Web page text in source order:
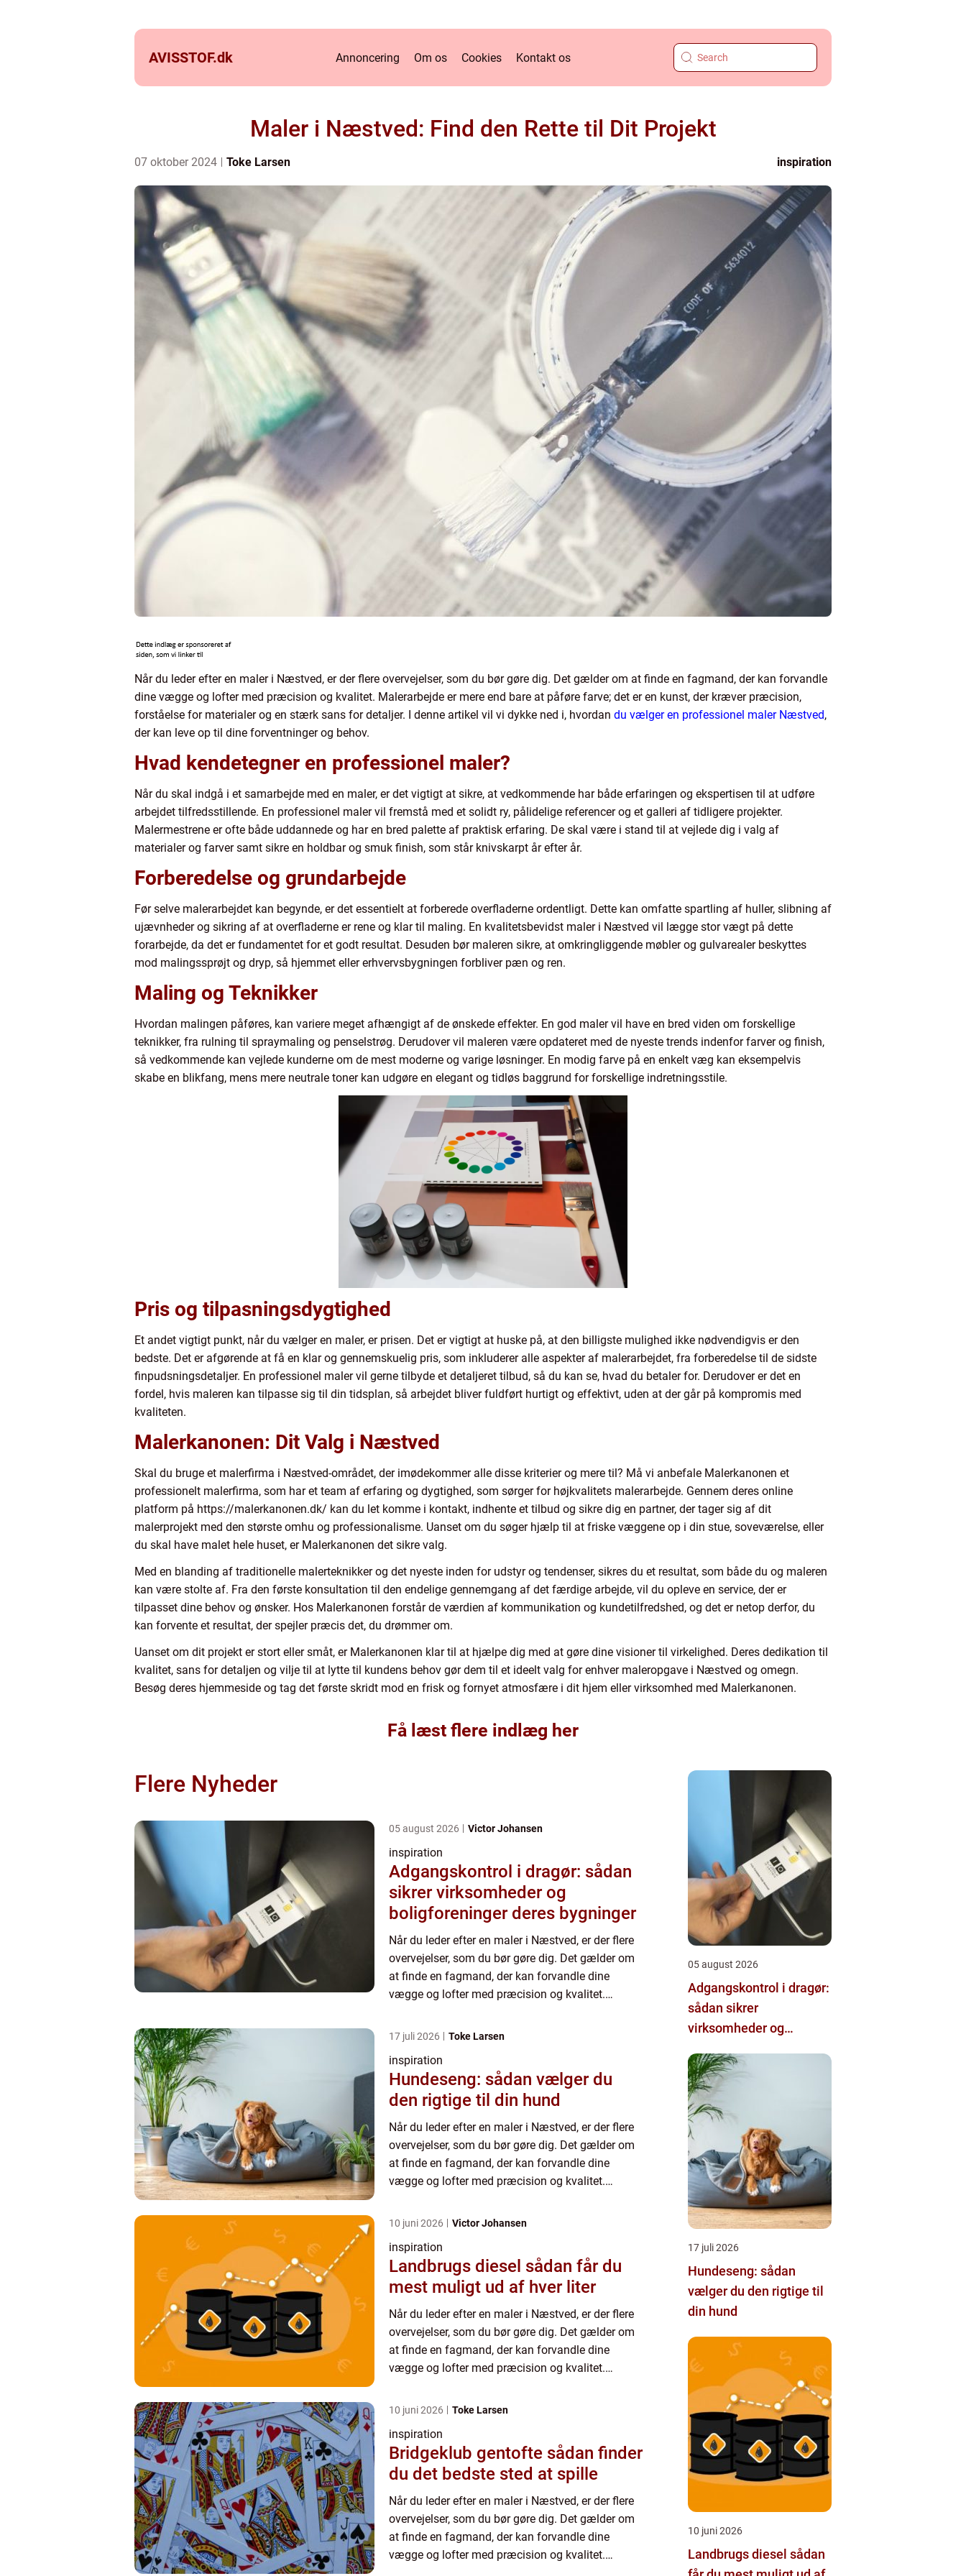
AVISSTOF.dk Annoncering Om os Cookies Kontakt os
Maler i Næstved: Find den Rette til Dit Projekt
07 oktober 2024 Toke Larsen inspiration
Når du leder efter en maler i Næstved, er der flere overvejelser, som du bør gøre dig. Det gælder om at finde en fagmand, der kan forvandle
dine vægge og lofter med præcision og kvalitet. Malerarbejde er mere end bare at påføre farve; det er en kunst, der kræver præcision,
forståelse for materialer og en stærk sans for detaljer. I denne artikel vil vi dykke ned i, hvordan du vælger en professionel maler Næstved,
der kan leve op til dine forventninger og behov.
Hvad kendetegner en professionel maler?
Når du skal indgå i et samarbejde med en maler, er det vigtigt at sikre, at vedkommende har både erfaringen og ekspertisen til at udføre
arbejdet tilfredsstillende. En professionel maler vil fremstå med et solidt ry, pålidelige referencer og et galleri af tidligere projekter.
Malermestrene er ofte både uddannede og har en bred palette af praktisk erfaring. De skal være i stand til at vejlede dig i valg af
materialer og farver samt sikre en holdbar og smuk finish, som står knivskarpt år efter år.
Forberedelse og grundarbejde
Før selve malerarbejdet kan begynde, er det essentielt at forberede overfladerne ordentligt. Dette kan omfatte spartling af huller, slibning af
ujævnheder og sikring af at overfladerne er rene og klar til maling. En kvalitetsbevidst maler i Næstved vil lægge stor vægt på dette
forarbejde, da det er fundamentet for et godt resultat. Desuden bør maleren sikre, at omkringliggende møbler og gulvarealer beskyttes
mod malingssprøjt og dryp, så hjemmet eller erhvervsbygningen forbliver pæn og ren.
Maling og Teknikker
Hvordan malingen påføres, kan variere meget afhængigt af de ønskede effekter. En god maler vil have en bred viden om forskellige
teknikker, fra rulning til spraymaling og penselstrøg. Derudover vil maleren være opdateret med de nyeste trends indenfor farver og finish,
så vedkommende kan vejlede kunderne om de mest moderne og varige løsninger. En modig farve på en enkelt væg kan eksempelvis
skabe en blikfang, mens mere neutrale toner kan udgøre en elegant og tidløs baggrund for forskellige indretningsstile.
Pris og tilpasningsdygtighed
Et andet vigtigt punkt, når du vælger en maler, er prisen. Det er vigtigt at huske på, at den billigste mulighed ikke nødvendigvis er den
bedste. Det er afgørende at få en klar og gennemskuelig pris, som inkluderer alle aspekter af malerarbejdet, fra forberedelse til de sidste
finpudsningsdetaljer. En professionel maler vil gerne tilbyde et detaljeret tilbud, så du kan se, hvad du betaler for. Derudover er det en
fordel, hvis maleren kan tilpasse sig til din tidsplan, så arbejdet bliver fuldført hurtigt og effektivt, uden at der går på kompromis med
kvaliteten.
Malerkanonen: Dit Valg i Næstved
Skal du bruge et malerfirma i Næstved-området, der imødekommer alle disse kriterier og mere til? Må vi anbefale Malerkanonen et
professionelt malerfirma, som har et team af erfaring og dygtighed, som sørger for højkvalitets malerarbejde. Gennem deres online
platform på https://malerkanonen.dk/ kan du let komme i kontakt, indhente et tilbud og sikre dig en partner, der tager sig af dit
malerprojekt med den største omhu og professionalisme. Uanset om du søger hjælp til at friske væggene op i din stue, soveværelse, eller
du skal have malet hele huset, er Malerkanonen det sikre valg.
Med en blanding af traditionelle malerteknikker og det nyeste inden for udstyr og tendenser, sikres du et resultat, som både du og maleren
kan være stolte af. Fra den første konsultation til den endelige gennemgang af det færdige arbejde, vil du opleve en service, der er
tilpasset dine behov og ønsker. Hos Malerkanonen forstår de værdien af kommunikation og kundetilfredshed, og det er netop derfor, du
kan forvente et resultat, der spejler præcis det, du drømmer om.
Uanset om dit projekt er stort eller småt, er Malerkanonen klar til at hjælpe dig med at gøre dine visioner til virkelighed. Deres dedikation til
kvalitet, sans for detaljen og vilje til at lytte til kundens behov gør dem til et ideelt valg for enhver maleropgave i Næstved og omegn.
Besøg deres hjemmeside og tag det første skridt mod en frisk og fornyet atmosfære i dit hjem eller virksomhed med Malerkanonen.
Få læst flere indlæg her
Flere Nyheder
05 august 2026 Victor Johansen
inspiration
Adgangskontrol i dragør: sådan
sikrer virksomheder og
boligforeninger deres bygninger
Når du leder efter en maler i Næstved, er der flere
overvejelser, som du bør gøre dig. Det gælder om
at finde en fagmand, der kan forvandle dine
vægge og lofter med præcision og kvalitet.
er en kunst...
17 juli 2026 Toke Larsen
inspiration
Hundeseng: sådan vælger du
den rigtige til din hund
Når du leder efter en maler i Næstved, er der flere
overvejelser, som du bør gøre dig. Det gælder om
at finde en fagmand, der kan forvandle dine
vægge og lofter med præcision og kvalitet.
er en kunst...
10 juni 2026 Victor Johansen
inspiration
Landbrugs diesel sådan får du
mest muligt ud af hver liter
Når du leder efter en maler i Næstved, er der flere
overvejelser, som du bør gøre dig. Det gælder om
at finde en fagmand, der kan forvandle dine
vægge og lofter med præcision og kvalitet.
er en kunst...
10 juni 2026 Toke Larsen
inspiration
Bridgeklub gentofte sådan finder
du det bedste sted at spille
Når du leder efter en maler i Næstved, er der flere
overvejelser, som du bør gøre dig. Det gælder om
at finde en fagmand, der kan forvandle dine
vægge og lofter med præcision og kvalitet.
05 august 2026
Adgangskontrol i dragør:
sådan sikrer
virksomheder og
bygninger
17 juli 2026
Hundeseng: sådan
vælger du den rigtige til
din hund
10 juni 2026
Landbrugs diesel sådan